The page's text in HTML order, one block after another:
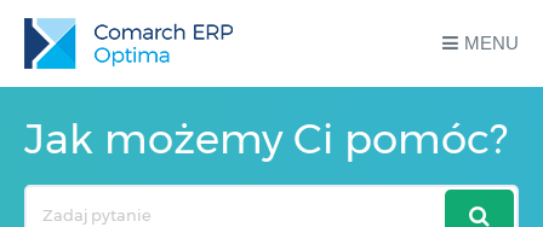
MENU
Jak możemy Ci pomóc?